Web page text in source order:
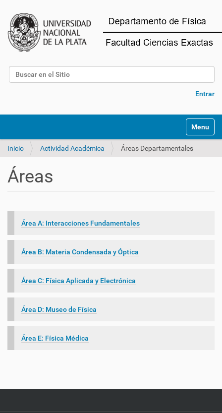
Buscar
Entrar
Mostrar/
Inicio Actividad Académica Áreas Departamentales
Áreas
Área A: Interacciones Fundamentales
Área B: Materia Condensada y Óptica
Área C: Física Aplicada y Electrónica
Área D: Museo de Física
Área E: Física Médica